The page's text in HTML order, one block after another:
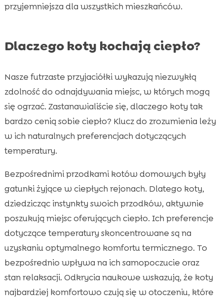
przyjemniejsza dla wszystkich mieszkańców.
Dlaczego koty kochają ciepło?
Nasze futrzaste przyjaciółki wykazują niezwykłą
zdolność do odnajdywania miejsc, w których mogą
się ogrzać. Zastanawialiście się, dlaczego koty tak
bardzo cenią sobie ciepło? Klucz do zrozumienia leży
w ich naturalnych preferencjach dotyczących
temperatury.
Bezpośrednimi przodkami kotów domowych były
gatunki żyjące w ciepłych rejonach. Dlatego koty,
dziedzicząc instynkty swoich przodków, aktywnie
poszukują miejsc oferujących ciepło. Ich preferencje
dotyczące temperatury skoncentrowane są na
uzyskaniu optymalnego komfortu termicznego. To
bezpośrednio wpływa na ich samopoczucie oraz
stan relaksacji. Odkrycia naukowe wskazują, że koty
najbardziej komfortowo czują się w otoczeniu, które